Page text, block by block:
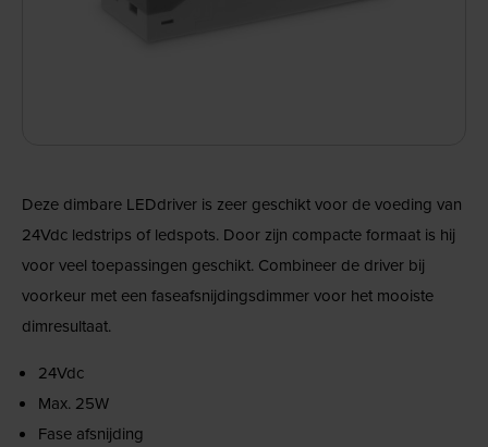
Deze dimbare LEDdriver is zeer geschikt voor de voeding van
24Vdc ledstrips of ledspots. Door zijn compacte formaat is hij
voor veel toepassingen geschikt. Combineer de driver bij
voorkeur met een faseafsnijdingsdimmer voor het mooiste
dimresultaat.
24Vdc
Max. 25W
Fase afsnijding